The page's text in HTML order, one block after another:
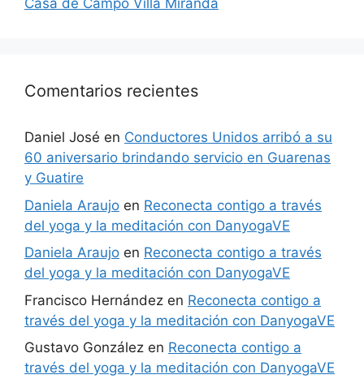
Casa de Campo Villa Miranda
Comentarios recientes
Daniel José en Conductores Unidos arribó a su
60 aniversario brindando servicio en Guarenas
y Guatire
Daniela Araujo en Reconecta contigo a través
del yoga y la meditación con DanyogaVE
Daniela Araujo en Reconecta contigo a través
del yoga y la meditación con DanyogaVE
Francisco Hernández en Reconecta contigo a
través del yoga y la meditación con DanyogaVE
Gustavo González en Reconecta contigo a
través del yoga y la meditación con DanyogaVE